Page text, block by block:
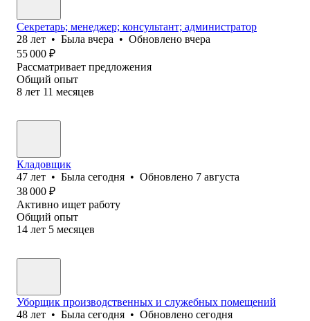
Секретарь; менеджер; консультант; администратор
28 лет • Была вчера • Обновлено вчера
55 000 ₽
Рассматривает предложения
Общий опыт
8 лет 11 месяцев
Кладовщик
47 лет • Была сегодня • Обновлено 7 августа
38 000 ₽
Активно ищет работу
Общий опыт
14 лет 5 месяцев
Уборщик производственных и служебных помещений
48 лет • Была сегодня • Обновлено сегодня